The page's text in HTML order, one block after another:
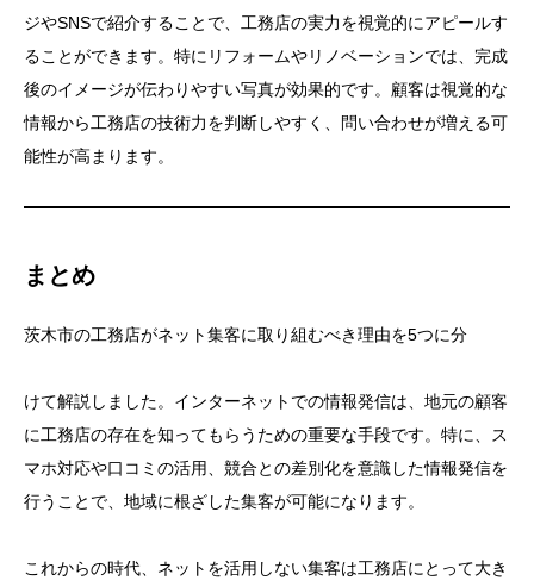
ジやSNSで紹介することで、工務店の実力を視覚的にアピールす
ることができます。特にリフォームやリノベーションでは、完成
後のイメージが伝わりやすい写真が効果的です。顧客は視覚的な
情報から工務店の技術力を判断しやすく、問い合わせが増える可
能性が高まります。
まとめ
茨木市の工務店がネット集客に取り組むべき理由を5つに分
けて解説しました。インターネットでの情報発信は、地元の顧客
に工務店の存在を知ってもらうための重要な手段です。特に、ス
マホ対応や口コミの活用、競合との差別化を意識した情報発信を
行うことで、地域に根ざした集客が可能になります。
これからの時代、ネットを活用しない集客は工務店にとって大き